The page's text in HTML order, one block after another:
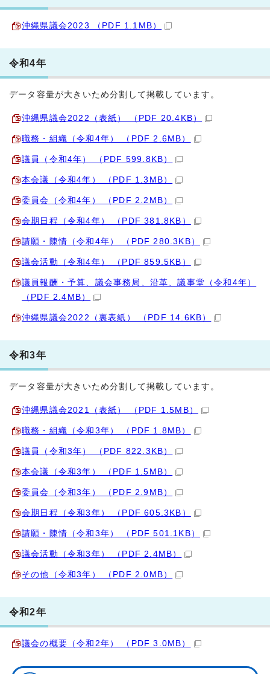
沖縄県議会2023 （PDF 1.1MB）
令和4年
データ容量が大きいため分割して掲載しています。
沖縄県議会2022（表紙） （PDF 20.4KB）
職務・組織（令和4年） （PDF 2.6MB）
議員（令和4年） （PDF 599.8KB）
本会議（令和4年） （PDF 1.3MB）
委員会（令和4年） （PDF 2.2MB）
会期日程（令和4年） （PDF 381.8KB）
請願・陳情（令和4年） （PDF 280.3KB）
議会活動（令和4年） （PDF 859.5KB）
議員報酬・予算、議会事務局、沿革、議事堂（令和4年）
（PDF 2.4MB）
沖縄県議会2022（裏表紙） （PDF 14.6KB）
令和3年
データ容量が大きいため分割して掲載しています。
沖縄県議会2021（表紙） （PDF 1.5MB）
職務・組織（令和3年） （PDF 1.8MB）
議員（令和3年） （PDF 822.3KB）
本会議（令和3年） （PDF 1.5MB）
委員会（令和3年） （PDF 2.9MB）
会期日程（令和3年） （PDF 605.3KB）
請願・陳情（令和3年） （PDF 501.1KB）
議会活動（令和3年） （PDF 2.4MB）
その他（令和3年） （PDF 2.0MB）
令和2年
議会の概要（令和2年） （PDF 3.0MB）